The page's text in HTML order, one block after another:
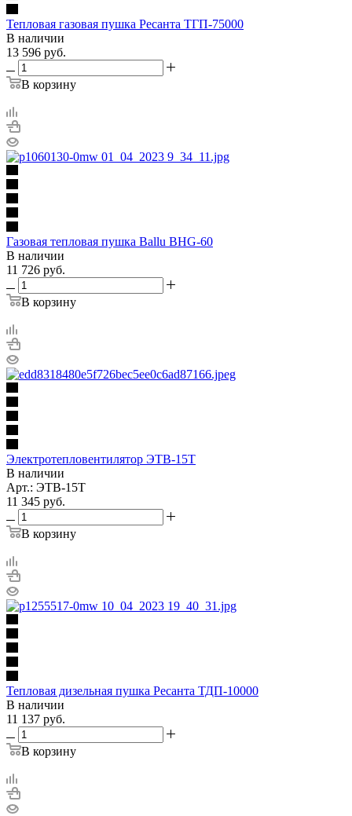
Тепловая газовая пушка Ресанта ТГП-75000
В наличии
13 596 руб.
В корзину
Газовая тепловая пушка Ballu BHG-60
В наличии
11 726 руб.
В корзину
Электротепловентилятор ЭТВ-15Т
В наличии
Арт.: ЭТВ-15Т
11 345 руб.
В корзину
Тепловая дизельная пушка Ресанта ТДП-10000
В наличии
11 137 руб.
В корзину